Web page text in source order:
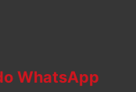
WhatsApp